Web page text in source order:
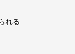
れる